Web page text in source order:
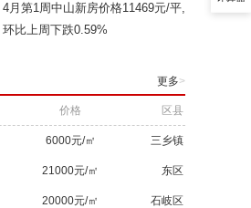
4月第1周中山新房价格11469元/平,
环比上周下跌0.59%
更多>
价格 区县
6000元/㎡ 三乡镇
21000元/㎡ 东区
20000元/㎡ 石岐区